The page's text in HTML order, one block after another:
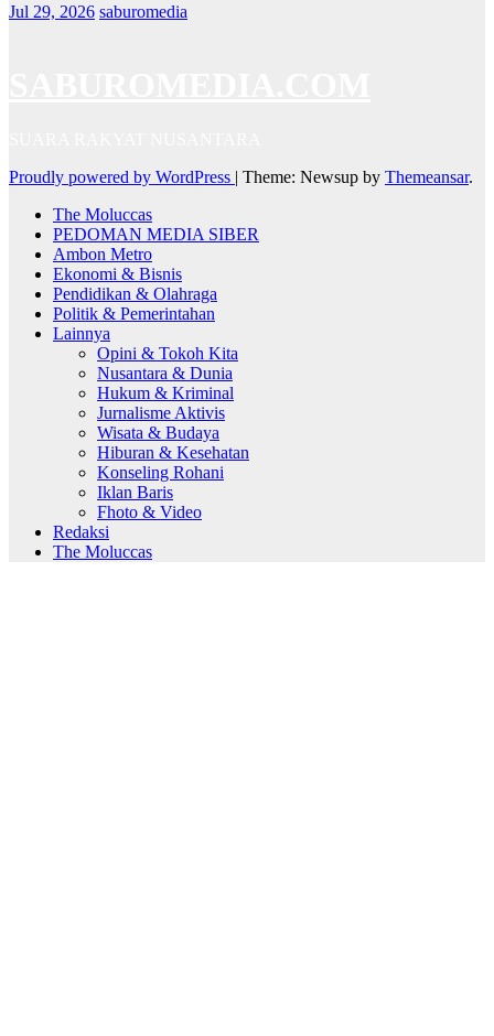
Jul 29, 2026 saburomedia
Proudly powered by WordPress | Theme: Newsup by Themeansar.
The Moluccas
PEDOMAN MEDIA SIBER
Ambon Metro
Ekonomi & Bisnis
Pendidikan & Olahraga
Politik & Pemerintahan
Lainnya
Opini & Tokoh Kita
Nusantara & Dunia
Hukum & Kriminal
Jurnalisme Aktivis
Wisata & Budaya
Hiburan & Kesehatan
Konseling Rohani
Iklan Baris
Fhoto & Video
Redaksi
The Moluccas